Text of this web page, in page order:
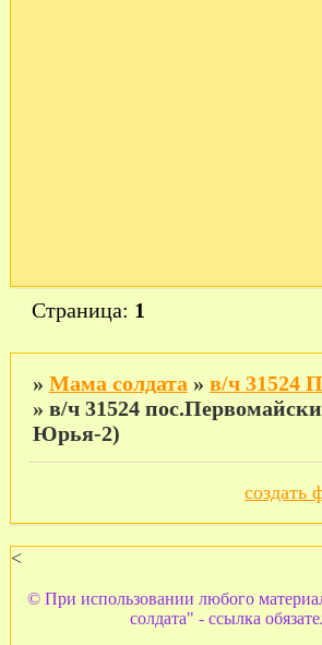
Страница: 1
» Мама солдата » в/ч 31524
» в/ч 31524
Юрья-2)
создать
<
© При использовании любого
солдата" - ссылка